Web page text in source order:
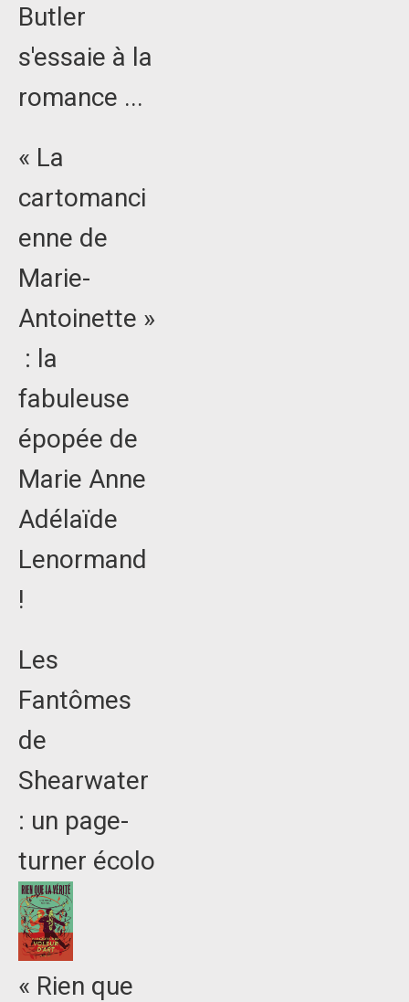
Butler
s'essaie à la
romance ...
« La
cartomanci
enne de
Marie-
Antoinette »
: la
fabuleuse
épopée de
Marie Anne
Adélaïde
Lenormand
!
Les
Fantômes
de
Shearwater
: un page-
turner écolo
« Rien que